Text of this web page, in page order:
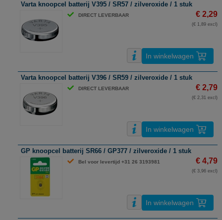
Varta knoopcel batterij V395 / SR57 / zilveroxide / 1 stuk
DIRECT LEVERBAAR € 2,29
(€ 1,89 excl)
In winkelwagen
Varta knoopcel batterij V396 / SR59 / zilveroxide / 1 stuk
DIRECT LEVERBAAR € 2,79
(€ 2,31 excl)
In winkelwagen
GP knoopcel batterij SR66 / GP377 / zilveroxide / 1 stuk
Bel voor levertijd +31 26 3193981 € 4,79
(€ 3,96 excl)
In winkelwagen